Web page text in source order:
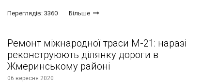
Переглядів: 3360 Більше
Ремонт міжнародної траси М-21: наразі
реконструюють ділянку дороги в
Жмеринському районі
06 вересня 2020